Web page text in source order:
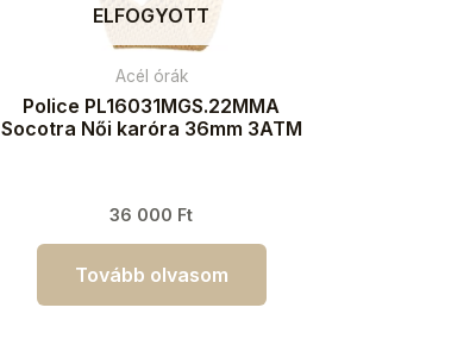
ELFOGYOTT
Acél órák
Police PL16031MGS.22MMA
Socotra Női karóra 36mm 3ATM
36 000 Ft
Tovább olvasom